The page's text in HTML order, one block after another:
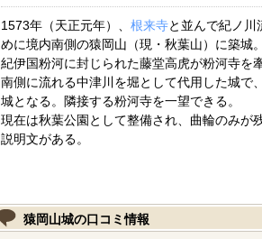
1573年（天正元年）、 根来寺と並んで紀ノ川
めに境内南側の猿岡山（現・秋葉山）に築城
紀伊国粉河に封じられた藤堂高虎が粉河寺を
南側に流れる中津川を堀として代用した城で
城となる。隣接する粉河寺を一望できる。
現在は秋葉公園として整備され、曲輪のみが
説明文がある。
猿岡山城の口コミ情報